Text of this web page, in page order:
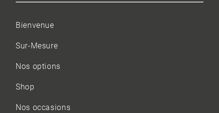
Bienvenue
Sur-Mesure
Nos options
Shop
Nos occasions